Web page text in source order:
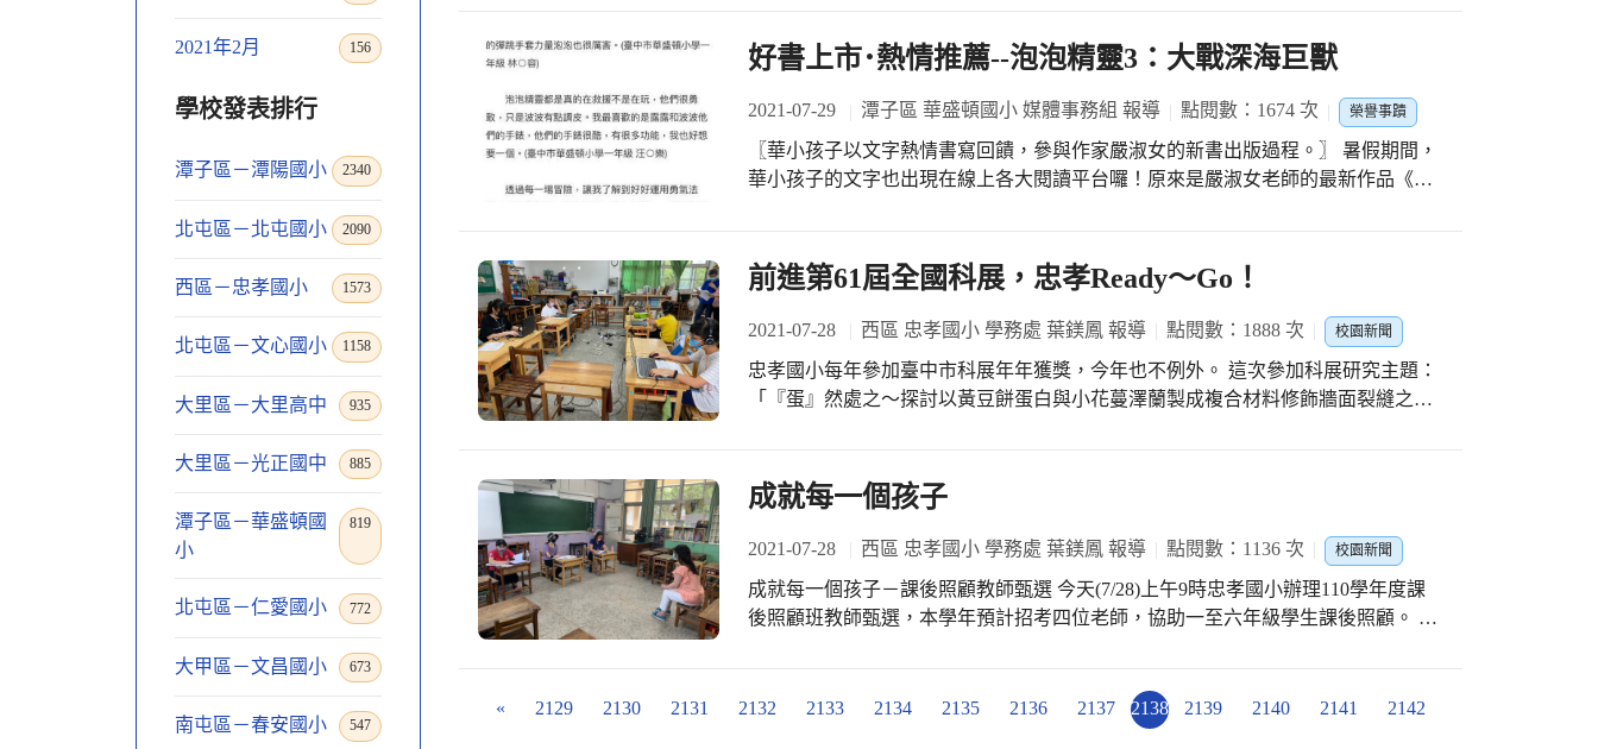
2021年2月 156
學校發表排行
潭子區－潭陽國小 2340
北屯區－北屯國小 2090
西區－忠孝國小 1573
北屯區－文心國小 1158
大里區－大里高中 935
大里區－光正國中 885
潭子區－華盛頓國
小
819
北屯區－仁愛國小 772
大甲區－文昌國小 673
南屯區－春安國小 547
驗中，感到最大的收穫不是研究的成功與否，而是在過程中看到學生對陌生研究技
們感到十分欣慰。而從他們的研究結果也發現介入的成效在低年級相對有較高的影
響力，學童飲用含糖飲料的次數有明顯的下降，希望藉此次的經驗，能提升同學們
對含糖飲料傷害力的認知，建立健康的飲食習慣。 在本次的課程中，不只充實學生
圖像投影浮現在iPad上方，科技讓視覺有了嶄新感受。 另外，孩子們也在老師的引
導中進行了「毛細現象--紙花開」的探究實作，透過觀察不同紙質的毛細現象與水
的移動現象，將自己的實驗過程與數據，記錄在線上表單，展現這一堂課的學習成
與科學的關係。科學手創課程即使在遠端線上，也能讓孩子們沉浸在其中。
好書上市･熱情推薦--泡泡精靈3：大戰深海巨獸
2021-07-29 潭子區 華盛頓國小 媒體事務組 報導 點閱數：1674 次 榮譽事蹟
〖華小孩子以文字熱情書寫回饋，參與作家嚴淑女的新書出版過程。〗 暑假期間，
華小孩子的文字也出現在線上各大閱讀平台囉！原來是嚴淑女老師的最新作品《泡
參與「小讀者回饋」新書徵文活動！ 於是華小的六位孩子成為最棒的小書評，文字
獲選刊登在書籍介紹頁面，希望讓更多人知道這本好書，一起跟著書中的泡泡精靈
實踐三大密語「改變想法、真心相信、馬上行動」。 邀請大家共同支持這本專為兒
童撰寫的「正向心理」素養橋梁書，走進與華小孩子們有著濃厚情誼的作家所創造
的奇幻世界吧！ https://www.books.com.tw/products/0010897490?sloc=main 備註：文字
引自「貓頭鷹故事屋的三兩事」fb粉絲專頁
前進第61屆全國科展，忠孝Ready～Go！
2021-07-28 西區 忠孝國小 學務處 葉鎂鳳 報導 點閱數：1888 次 校園新聞
忠孝國小每年參加臺中市科展年年獲獎，今年也不例外。 這次參加科展研究主題：
「『蛋』然處之〜探討以黃豆餅蛋白與小花蔓澤蘭製成複合材料修飾牆面裂縫之可
(7/28)是臺中市參加全國科展的代表隊「線上評審測試日」，忠孝國小五位參賽學生
在工作人員的引導協助之下，也順利完成線上測試的任務。 感謝俞昱晴主任及蔣家
萱老師辛苦指導，也感謝一路陪著參賽學生的家長們，期盼孩子們勇敢發揮平日不
生活與應用科學（二）（民生與環保）－第二名，代表參加全國科展 #108學年度：
物理科－第三名 生活與應用科學（一）（機電與資訊）－第三名 生活與應用科學
成就每一個孩子
2021-07-28 西區 忠孝國小 學務處 葉鎂鳳 報導 點閱數：1136 次 校園新聞
成就每一個孩子－課後照顧教師甄選 今天(7/28)上午9時忠孝國小辦理110學年度課
後照顧班教師甄選，本學年預計招考四位老師，協助一至六年級學生課後照顧。 忠
課後照顧教師甄選，遴選有經驗的老師，來協助兒童課後照顧。 課後照顧服務、照
護每一個孩子，包含生活教育、課業指導、來自不同班的同儕互動、體能活動、閱
« 2129 2130 2131 2132 2133 2134 2135 2136 2137 2138 2139 2140 2141 2142